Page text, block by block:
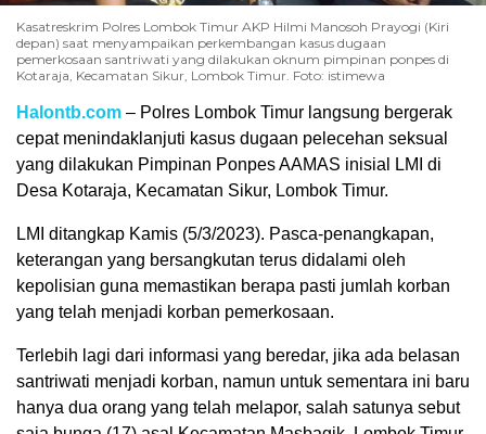
Kasatreskrim Polres Lombok Timur AKP Hilmi Manosoh Prayogi (Kiri
depan) saat menyampaikan perkembangan kasus dugaan
pemerkosaan santriwati yang dilakukan oknum pimpinan ponpes di
Kotaraja, Kecamatan Sikur, Lombok Timur. Foto: istimewa
Halontb.com – Polres Lombok Timur langsung bergerak
cepat menindaklanjuti kasus dugaan pelecehan seksual
yang dilakukan Pimpinan Ponpes AAMAS inisial LMI di
Desa Kotaraja, Kecamatan Sikur, Lombok Timur.
LMI ditangkap Kamis (5/3/2023). Pasca-penangkapan,
keterangan yang bersangkutan terus didalami oleh
kepolisian guna memastikan berapa pasti jumlah korban
yang telah menjadi korban pemerkosaan.
Terlebih lagi dari informasi yang beredar, jika ada belasan
santriwati menjadi korban, namun untuk sementara ini baru
hanya dua orang yang telah melapor, salah satunya sebut